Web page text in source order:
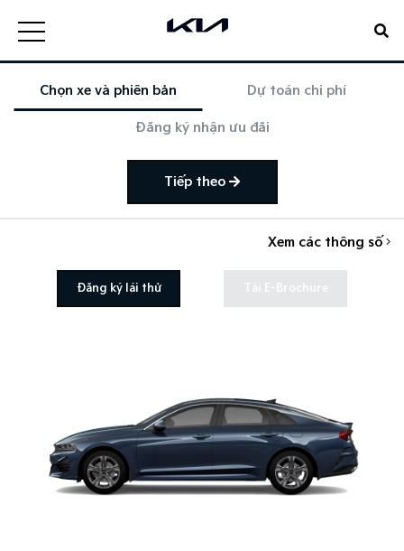
Chọn xe và phiên bản Dự toán chi phí
Đăng ký nhận ưu đãi
Tiếp theo
Xem các thông số
Đăng ký lái thử Tải E-Brochure